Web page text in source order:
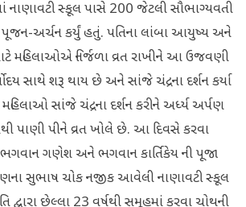
નાણાવટી સ્કૂલ પાસે 200 જેટલી સૌભાગ્યવતી
અર્ચન કર્યું હતું. પતિના લાંબા આયુષ્ય અને
મહિલાઓએ નિર્જળા વ્રત રાખીને આ ઉજવણી
સાથે શરૂ થાય છે અને સાંજે ચંદ્રના દર્શન કર્યા
સાંજે ચંદ્રના દર્શન કરીને અર્ધ્ય અર્પણ
પાણી પીને વ્રત ખોલે છે. આ દિવસે કરવા
ગણેશ અને ભગવાન કાર્તિકેય ની પૂજા
સુભાષ ચોક નજીક આવેલી નાણાવટી સ્કૂલ
દ્વારા છેલ્લા 23 વર્ષથી સમૂહમાં કરવા ચોથની